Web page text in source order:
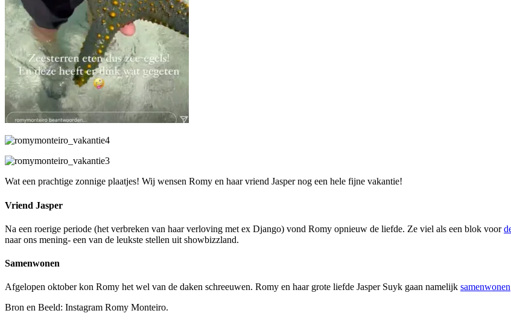
Wat een prachtige zonnige plaatjes! Wij wensen Romy en haar vriend Jasper nog een hele fijne vakantie!
Vriend Jasper
Na een roerige periode (het verbreken van haar verloving met ex Django) vond Romy opnieuw de liefde. Ze viel als een blok voor
naar ons mening- een van de leukste stellen uit showbizzland.
Samenwonen
Afgelopen oktober kon Romy het wel van de daken schreeuwen. Romy en haar grote liefde Jasper Suyk gaan namelijk samenwonen
Bron en Beeld: Instagram Romy Monteiro.